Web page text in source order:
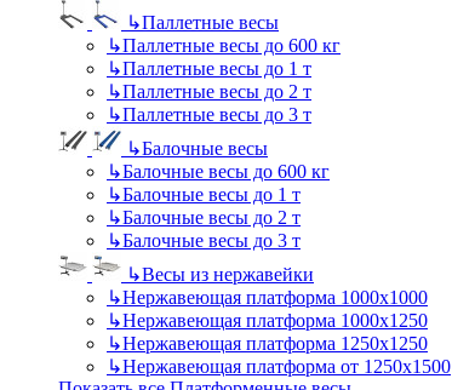
↳Паллетные весы
↳Паллетные весы до 600 кг
↳Паллетные весы до 1 т
↳Паллетные весы до 2 т
↳Паллетные весы до 3 т
↳Балочные весы
↳Балочные весы до 600 кг
↳Балочные весы до 1 т
↳Балочные весы до 2 т
↳Балочные весы до 3 т
↳Весы из нержавейки
↳Нержавеющая платформа 1000х1000
↳Нержавеющая платформа 1000х1250
↳Нержавеющая платформа 1250х1250
↳Нержавеющая платформа от 1250х1500